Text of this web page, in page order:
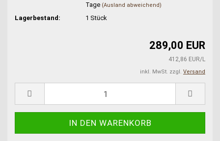
Tage (Ausland abweichend)
Lagerbestand: 1Stück
289,00 EUR
412,86 EUR/L
inkl. MwSt. zzgl. Versand